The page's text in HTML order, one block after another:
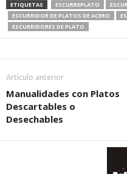
ETIQUETAS ESCURREPLATO
ESCURRIDOR DE PLATOS DE ACERO
ESCURRIDORES DE PLATO
Artículo anterior
Manualidades con Platos
Descartables o
Desechables